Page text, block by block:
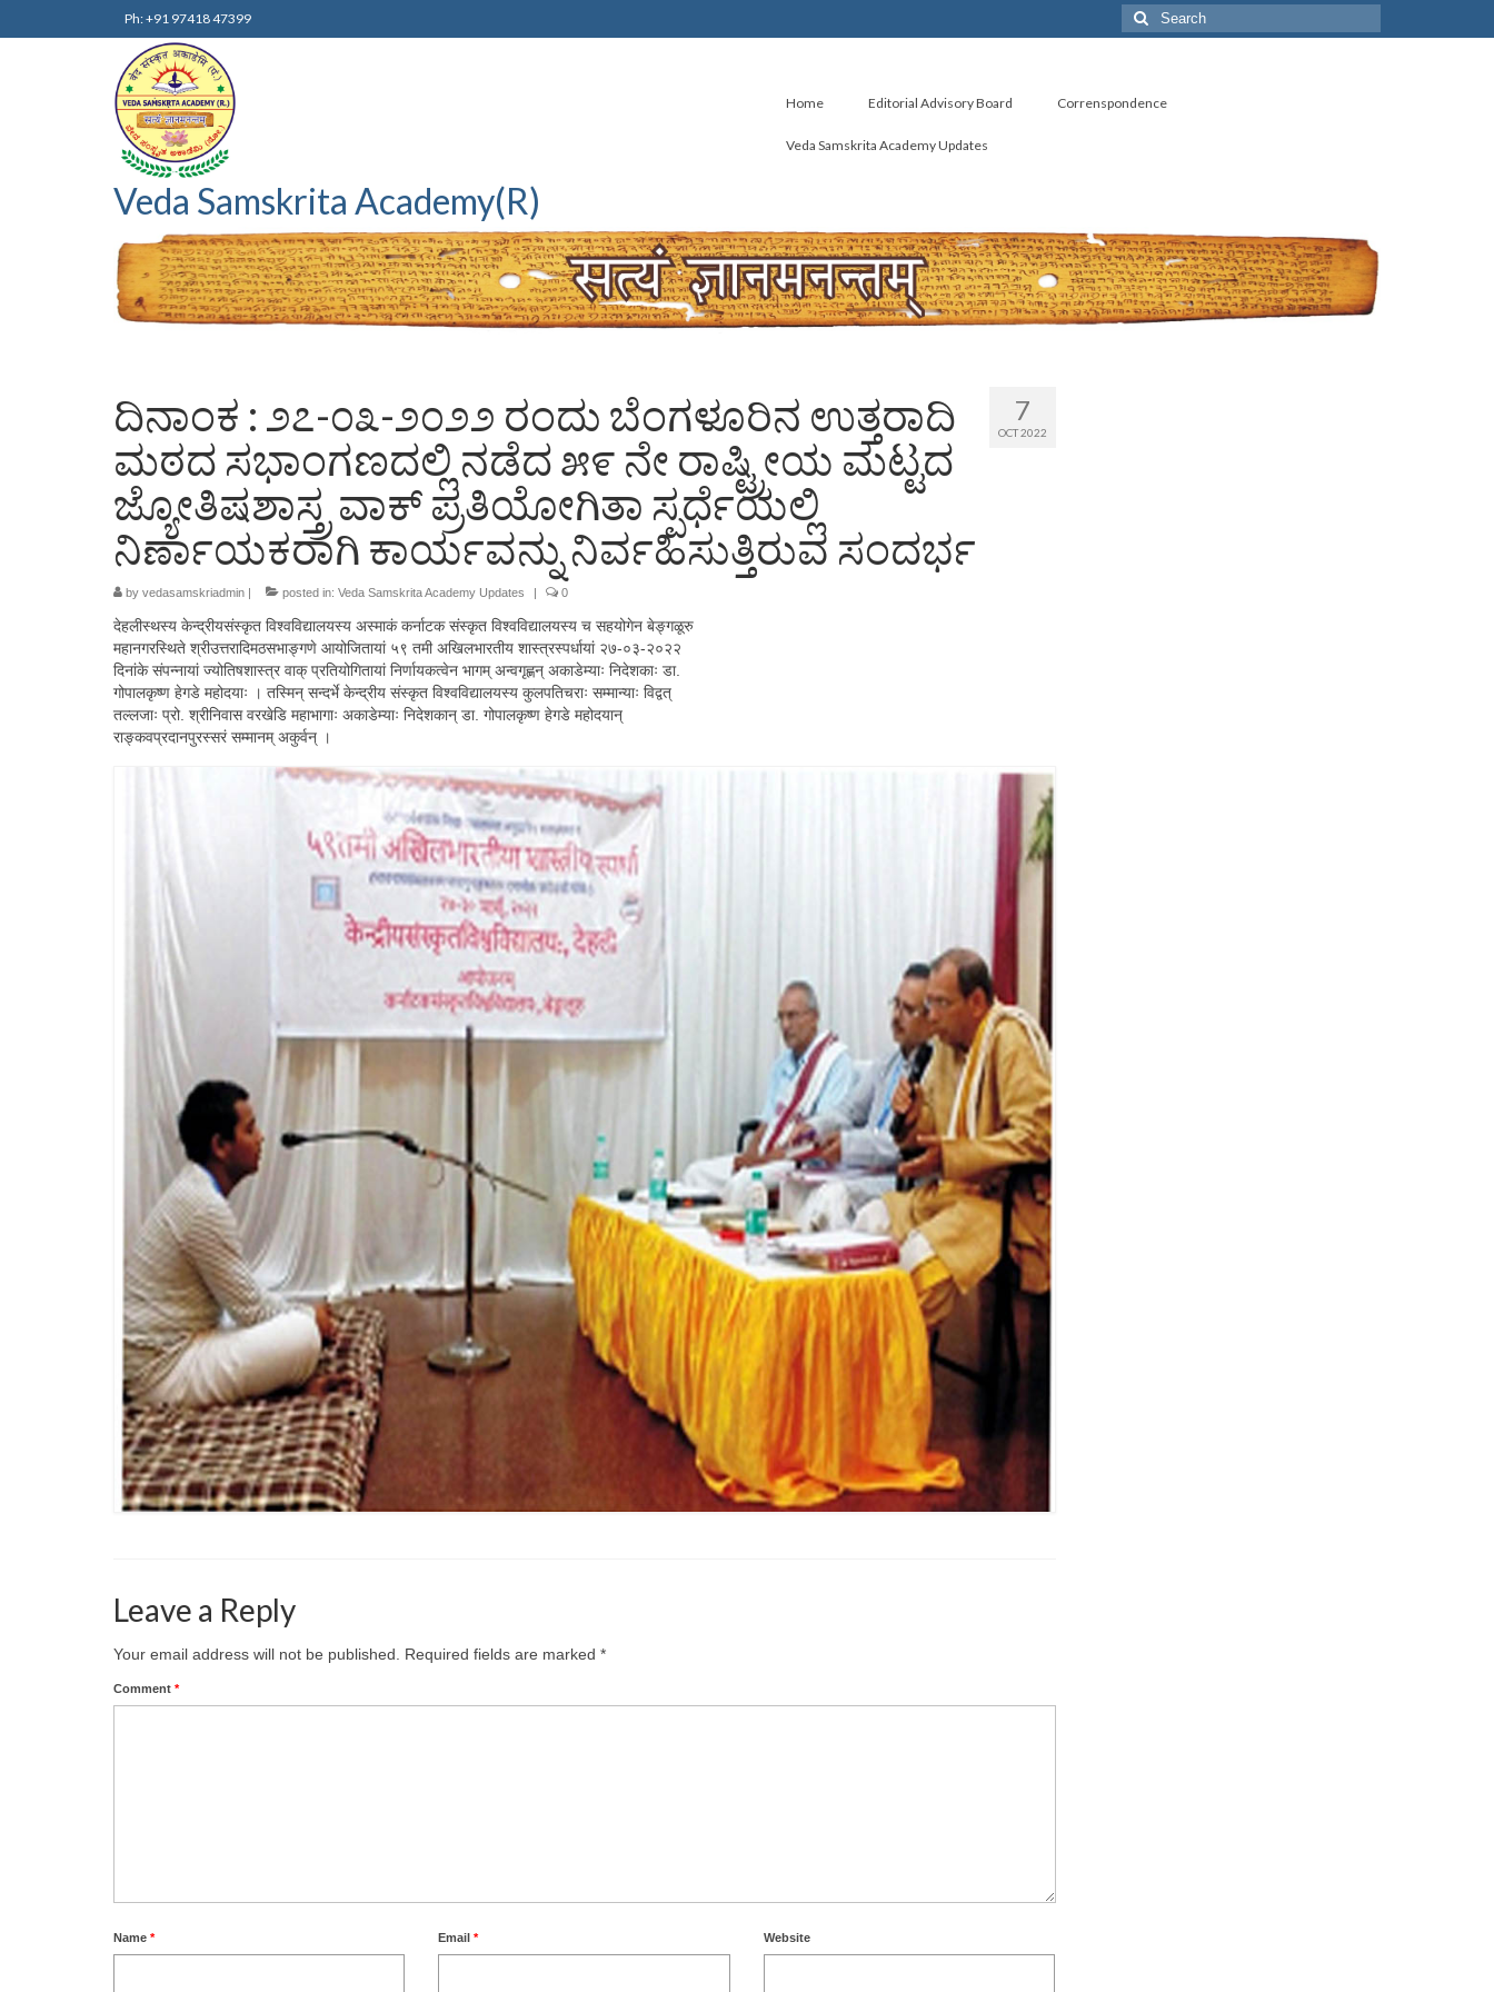
Ph: +91 97418 47399
Search
for:
Veda Samskrita Academy(R)
Home Editorial Advisory Board Correnspondence
Veda Samskrita Academy Updates
7
OCT 2022
ದಿನಾಂಕ : ೨೭-೦೩-೨೦೨೨ ರಂದು ಬೆಂಗಳೂರಿನ ಉತ್ತರಾದಿ
ಮಠದ ಸಭಾಂಗಣದಲ್ಲಿ ನಡೆದ ೫೯ ನೇ ರಾಷ್ಟ್ರೀಯ ಮಟ್ಟದ
ಜ್ಯೋತಿಷಶಾಸ್ತ್ರ ವಾಕ್ ಪ್ರತಿಯೋಗಿತಾ ಸ್ಪರ್ಧೆಯಲ್ಲಿ
ನಿರ್ಣಾಯಕರಾಗಿ ಕಾರ್ಯವನ್ನು ನಿರ್ವಹಿಸುತ್ತಿರುವ ಸಂದರ್ಭ
by vedasamskriadmin | posted in: Veda Samskrita Academy Updates | 0
देहलीस्थस्य केन्द्रीयसंस्कृत विश्वविद्यालयस्य अस्माकं कर्नाटक संस्कृत विश्वविद्यालयस्य च सहयोगेन बेङ्गळूरु
महानगरस्थिते श्रीउत्तरादिमठसभाङ्गणे आयोजितायां ५९ तमी अखिलभारतीय शास्त्रस्पर्धायां २७-०३-२०२२
दिनांके संपन्नायां ज्योतिषशास्त्र वाक् प्रतियोगितायां निर्णायकत्वेन भागम् अन्वगृह्णन् अकाडेम्याः निदेशकाः डा.
गोपालकृष्ण हेगडे महोदयाः । तस्मिन् सन्दर्भे केन्द्रीय संस्कृत विश्वविद्यालयस्य कुलपतिचराः सम्मान्याः विद्वत्
तल्लजाः प्रो. श्रीनिवास वरखेडि महाभागाः अकाडेम्याः निदेशकान् डा. गोपालकृष्ण हेगडे महोदयान्
राङ्कवप्रदानपुरस्सरं सम्मानम् अकुर्वन् ।
Leave a Reply
Your email address will not be published. Required fields are marked *
Comment *
Name * Email* Website